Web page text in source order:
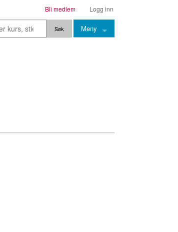
Logg inn
Bli medlem
Meny
Stemming